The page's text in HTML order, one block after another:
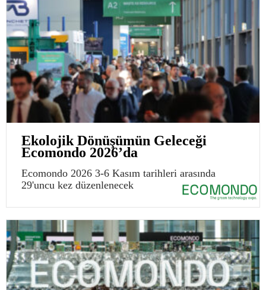
Ekolojik Dönüşümün Geleceği
Ecomondo 2026’da
Ecomondo 2026 3-6 Kasım tarihleri arasında
29'uncu kez düzenlenecek